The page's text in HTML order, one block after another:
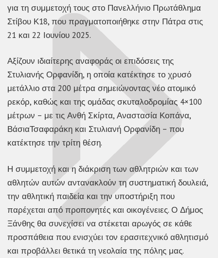
για τη συμμετοχή τους στο Πανελλήνιο Πρωτάθλημα
Στίβου Κ18, που πραγματοποιήθηκε στην Πάτρα στις
21 και 22 Ιουνίου 2025.
Αξίζουν ιδιαίτερης αναφοράς οι επιδόσεις της
Στυλιανής Ορφανίδη, η οποία κατέκτησε το χρυσό
μετάλλιο στα 200 μέτρα σημειώνοντας νέο ατομικό
ρεκόρ, καθώς και της ομάδας σκυταλοδρομίας 4×100
μέτρων – με τις Ανθή Σκίρτα, Αναστασία Κοπάνα,
ΒάσιαΤσαφαράκη και Στυλιανή Ορφανίδη – που
κατέκτησε την τρίτη θέση.
Η συμμετοχή και η διάκριση των αθλητριών και των
αθλητών αυτών αντανακλούν τη συστηματική δουλειά,
την αθλητική παιδεία και την υποστήριξη που
παρέχεται από προπονητές και οικογένειες. Ο Δήμος
Ξάνθης θα συνεχίσει να στέκεται αρωγός σε κάθε
προσπάθεια που ενισχύει τον ερασιτεχνικό αθλητισμό
και προβάλλει θετικά τη νεολαία της πόλης μας.